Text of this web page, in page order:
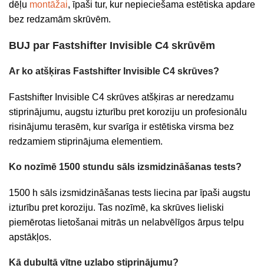
dēļu montāžai, īpaši tur, kur nepieciešama estētiska apdare
bez redzamām skrūvēm.
BUJ par Fastshifter Invisible C4 skrūvēm
Ar ko atšķiras Fastshifter Invisible C4 skrūves?
Fastshifter Invisible C4 skrūves atšķiras ar neredzamu
stiprinājumu, augstu izturību pret koroziju un profesionālu
risinājumu terasēm, kur svarīga ir estētiska virsma bez
redzamiem stiprinājuma elementiem.
Ko nozīmē 1500 stundu sāls izsmidzināšanas tests?
1500 h sāls izsmidzināšanas tests liecina par īpaši augstu
izturību pret koroziju. Tas nozīmē, ka skrūves lieliski
piemērotas lietošanai mitrās un nelabvēlīgos ārpus telpu
apstākļos.
Kā dubultā vītne uzlabo stiprinājumu?